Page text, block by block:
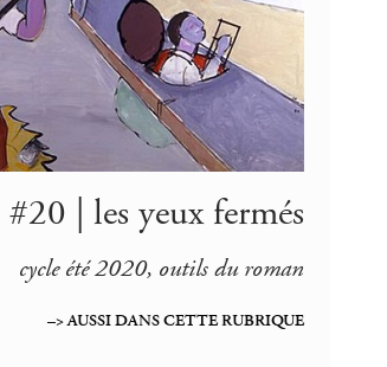
| les yeux fermés
cycle été 2020, outils du roman
–> AUSSI DANS CETTE RUBRIQUE